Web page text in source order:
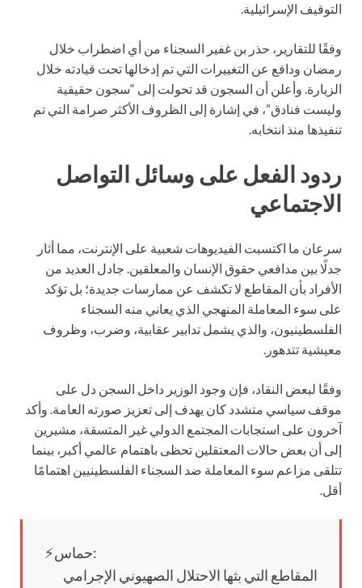
التوقيف الإسرائيلية.
وفقًا للتقارير، حذر بن غفير السجناء من أي اضطراب خلال
رمضان ودافع عن التغييرات التي تم إدخالها تحت قيادته خلال
الزيارة. وأعلن أن السجون قد تحولت إلى “سجون حقيقية
وليست فنادق”، في إشارة إلى الظروف الأكثر صرامة التي تم
تنفيذها منذ انتخابه.
ردود الفعل على وسائل التواصل
الاجتماعي
سرعان ما اكتسبت الفيديوهات شعبية على الإنترنت، مما أثار
جدلًا بين مدافعي حقوق الإنسان والمعلقين. جادل العديد من
الأفراد بأن المقاطع لا تكشف عن ممارسات جديدة؛ بل تؤكد
على سوء المعاملة المنهجي الذي يعاني منه السجناء
الفلسطينيون، والذي يشمل تدابير عقابية، وضرب، وظروف
معيشية تتدهور.
وفقًا لبعض النقاد، فإن وجود الوزير داخل السجن دل على
موقف سياسي متشدد كان يهدف إلى تعزيز صورته العامة. وأكد
آخرون على استجابات المجتمع الدولي غير المتسقة، مشيرين
إلى أن بعض حالات المعتقلين تحظى باهتمام عالمي أكبر، بينما
تتلقى مزاعم سوء المعاملة ضد السجناء الفلسطينيين اهتمامًا
أقل.
⚡️حماس:
المقاطع التي بثها الاحتلال الصهيوني الإجرامي